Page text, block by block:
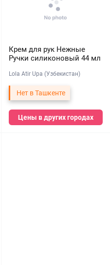
Крем для рук Нежные
Ручки силиконовый 44 мл
Lola Atir Upa (Узбекистан)
Нет в Ташкенте
Цены в других городах